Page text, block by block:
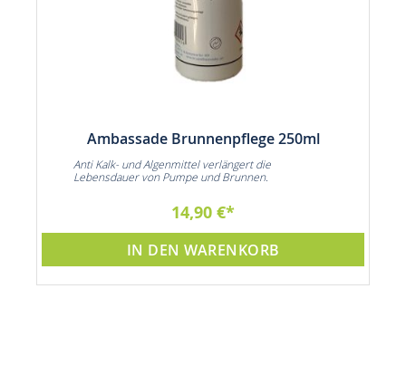
Ambassade Brunnenpflege 250ml
Anti Kalk- und Algenmittel verlängert die
Lebensdauer von Pumpe und Brunnen.
14,90 €
IN DEN WARENKORB